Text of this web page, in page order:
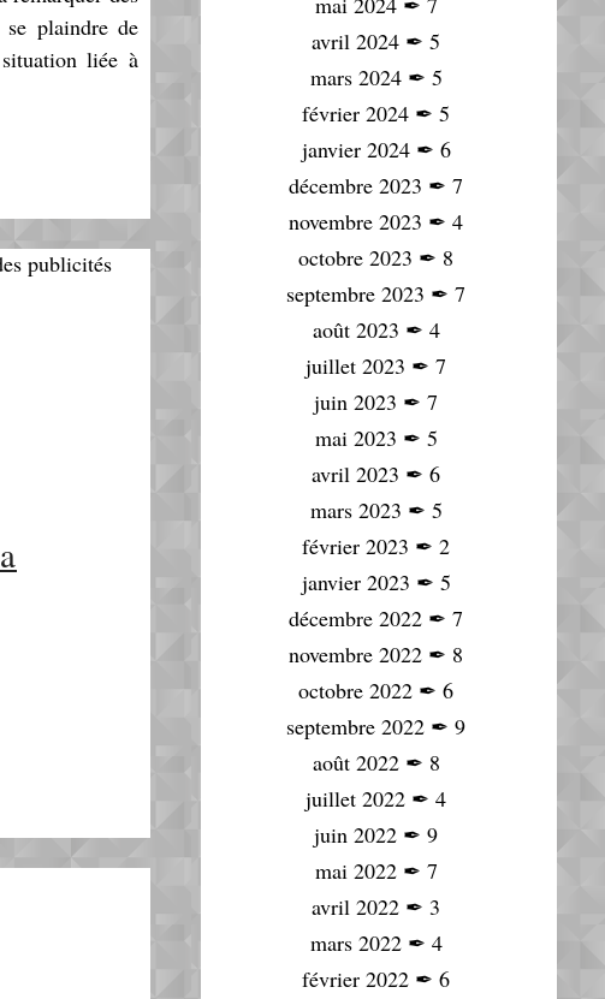
plaindre de
liée à
avril 2024 ✒ 5
mars 2024✒ 5
février 2024 ✒ 5
janvier 2024✒ 6
décembre 2023 ✒ 7
novembre 2023 ✒ 4
octobre 2023 ✒ 8
septembre 2023 ✒ 7
août 2023 ✒ 4
juillet 2023 ✒ 7
juin 2023 ✒ 7
mai 2023 ✒ 5
avril 2023 ✒ 6
mars 2023 ✒ 5
février 2023 ✒ 2
janvier 2023 ✒ 5
décembre 2022 ✒ 7
novembre 2022 ✒ 8
octobre 2022 ✒ 6
septembre 2022 ✒ 9
août 2022✒ 8
juillet 2022 ✒ 4
juin 2022 ✒ 9
mai 2022✒ 7
avril 2022 ✒ 3
mars 2022✒ 4
février 2022 ✒ 6